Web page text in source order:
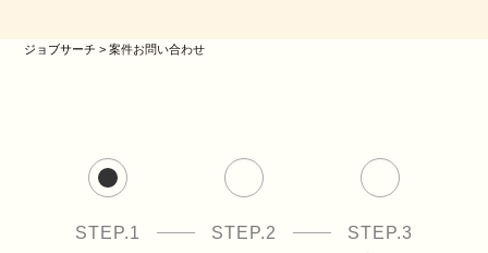
ジョブサーチ >案件お問い合わせ
STEP.1 STEP.2 STEP.3